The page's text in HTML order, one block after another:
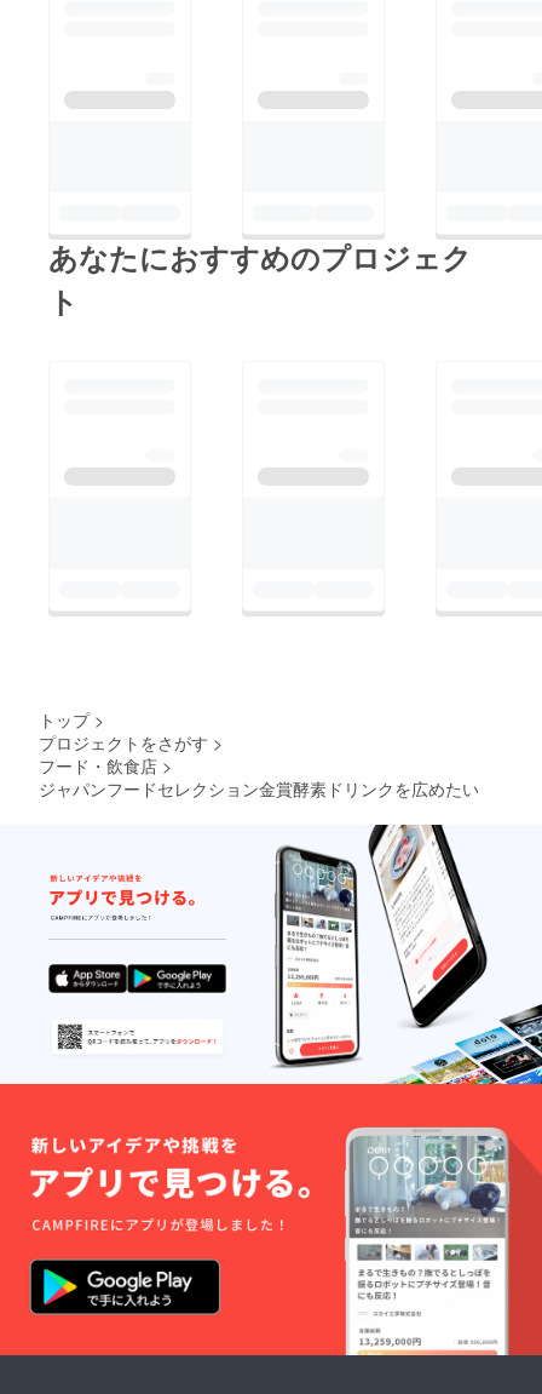
りを詰
め込ん
ム酵素
ドリン
す。 エ
を育て
リー】
酵素 ・
水溶性
食物繊
維 ・オ
リゴ糖
こちら
が配合
されて
おりま
す 商品
名：
Fasting
400
イム
ジェ
リー
（ミッ
クスベ
リー
味） 内
容量：
10ｇ
×30包入
価：
調調整
も行わ
3年半
じっく
す！ さ
ます。
エンザ
イムゼ
リーと
は？？
待望の
痩せ菌
を育て
るアイ
テム
【REVI
ファス
ティン
グエン
ザイム
ジェ
酵素 ・
水溶性
食物繊
維 ・オ
リゴ糖
が配合
されて
おりま
す 商品
REVI
あなたにおすすめのプロジェク
ト
トップ >
プロジェクトをさがす >
フード・飲食店 >
ジャパンフードセレクション金賞酵素ドリンクを広めたい